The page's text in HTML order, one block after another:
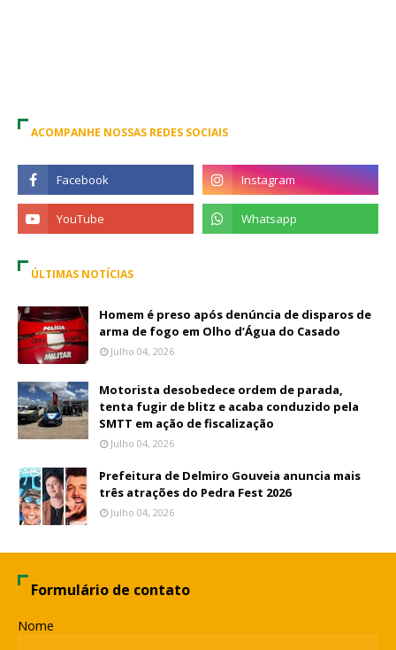
ACOMPANHE NOSSAS REDES SOCIAIS
ÚLTIMAS NOTÍCIAS
Homem é preso após denúncia de disparos de
arma de fogo em Olho d’Água do Casado
Julho 04, 2026
Motorista desobedece ordem de parada,
tenta fugir de blitz e acaba conduzido pela
SMTT em ação de fiscalização
Julho 04, 2026
Prefeitura de Delmiro Gouveia anuncia mais
três atrações do Pedra Fest 2026
Julho 04, 2026
Formulário de contato
Nome